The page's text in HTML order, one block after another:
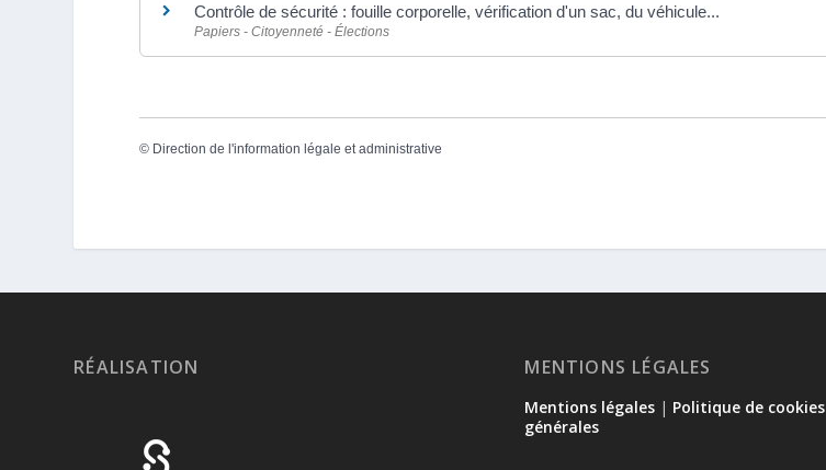
Contrôle de sécurité : fouille corporelle, vérification d'un sac, du véhicule...
Papiers - Citoyenneté - Élections
© Direction de l'information légale et administrative
RÉALISATION MENTIONS LÉGALES
Mentions légales | Politique de cookies
générales